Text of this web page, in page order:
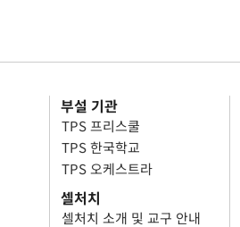
부설 기관
TPS 프리스쿨
TPS 한국학교
TPS 오케스트라
셀처치
셀처치 소개 및 교구 안내